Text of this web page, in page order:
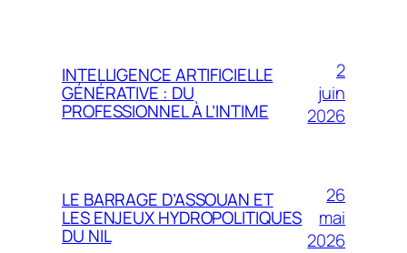
INTELLIGENCE ARTIFICIELLE
GÉNÉRATIVE : DU
PROFESSIONNEL À L’INTIME
2
juin
2026
LE BARRAGE D’ASSOUAN ET
LES ENJEUX HYDROPOLITIQUES
DU NIL
26
mai
2026